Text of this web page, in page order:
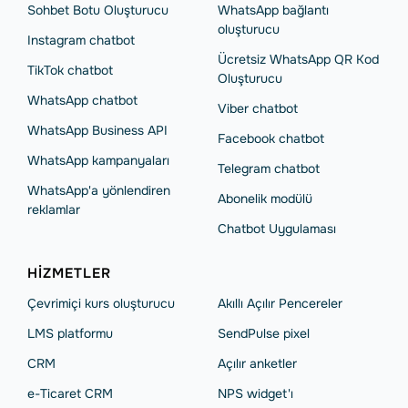
Sohbet Botu Oluşturucu
Instagram chatbot
TikTok chatbot
WhatsApp chatbot
WhatsApp Business API
WhatsApp kampanyaları
WhatsApp'a yönlendiren
reklamlar
WhatsApp bağlantı
oluşturucu
Ücretsiz WhatsApp QR Kod
Oluşturucu
Viber chatbot
Facebook chatbot
Telegram chatbot
Abonelik modülü
Chatbot Uygulaması
HIZMETLER
Çevrimiçi kurs oluşturucu
LMS platformu
CRM
e-Ticaret CRM
Akıllı Açılır Pencereler
SendPulse pixel
Açılır anketler
NPS widget'ı